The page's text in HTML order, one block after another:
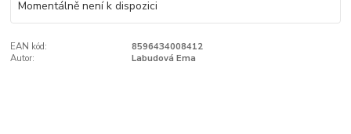
Momentálně není k dispozici
EAN kód:
8596434008412
Autor:
Labudová Ema